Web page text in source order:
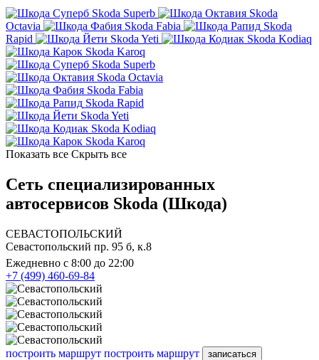
Skoda Superb
Skoda
Octavia
Skoda Fabia
Skoda
Rapid
Skoda Yeti
Skoda Kodiaq
Skoda Karoq
Skoda Superb
Skoda Octavia
Skoda Fabia
Skoda Rapid
Skoda Yeti
Skoda Kodiaq
Skoda Karoq
Показать все Скрыть все
Сеть специализированных
автосервисов Skoda (Шкода)
СЕВАСТОПОЛЬСКИЙ
Севастопольский пр. 95 б, к.8
Ежедневно с 8:00 до 22:00
+7 (499) 460-69-84
построить маршрут построить маршрут записаться